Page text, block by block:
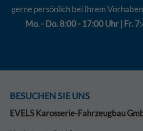
gerne persönlich bei Ihrem
Mo. - Do. 8:00 - 17:00 Uhr | Fr.
BESUCHEN SIE UNS
EVELS Karosserie-Fahrzeugbau